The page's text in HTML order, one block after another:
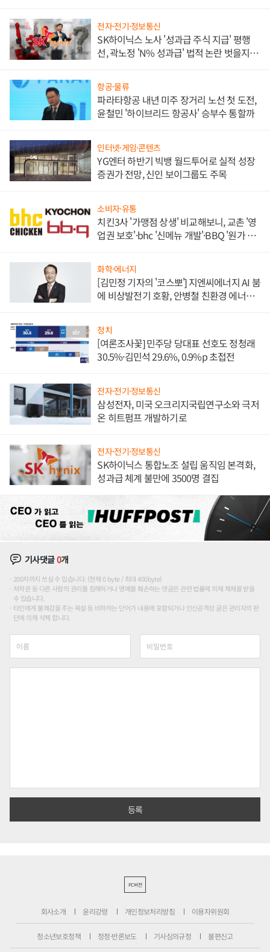
전자·전기·정보통신
SK하이닉스 노사 '성과급 주식 지급' 평행
선, 곽노정 'N% 성과급' 법적 논란 벗을지 주
항공·물류
파라타항공 내년 미주 장거리 노선 첫 도전,
윤철민 '하이브리드 항공사' 승부수 통할까
인터넷·게임·콘텐츠
YG엔터 하반기 빅뱅 월드투어로 실적 성장
증권가 전망, 신인 보이그룹도 주목
소비자·유통
치킨3사 '가맹점 상생' 비교해보니, 교촌 '영
업권 보호'·bhc '신메뉴 개발'·BBQ '원가 부
화학·에너지
[김민정 기자의 '코스뽀'] 지엔씨에너지 AI 붐
에 비상발전기 호황, 안병철 친환경 에너지
정치
[여론조사꽃] 민주당 당대표 선호도 정청래
30.5%·김민석 29.6%, 0.9%p 초접전
전자·전기·정보통신
삼성전자, 미국 오크리지국립연구소와 극저
온 히트펌프 개발하기로
전자·전기·정보통신
SK하이닉스 통합노조 설립 움직임 본격화,
성과급 체계 불만에 3500명 결집
기사댓글0개
200자까지 쓰실 수 있습니다. (현재 0 byte / 최대 400byte)
저작권 등 다른 사람의 권리를 침해하거나 명예를 훼손하는 댓글은 관련 법률에 의해 제재를 받을
수 있습니다.
타인에게 불쾌감을 주는 욕설 등 비하하는 단어가 내용에 포함되거나 인신공격성 글은 관리자의 판
단에 의해 삭제 합니다.
PC버전
회사소개 윤리강령 개인정보처리방침 이용자위원회
청소년보호정책 정정·반론보도 기사심의규정 불편신고